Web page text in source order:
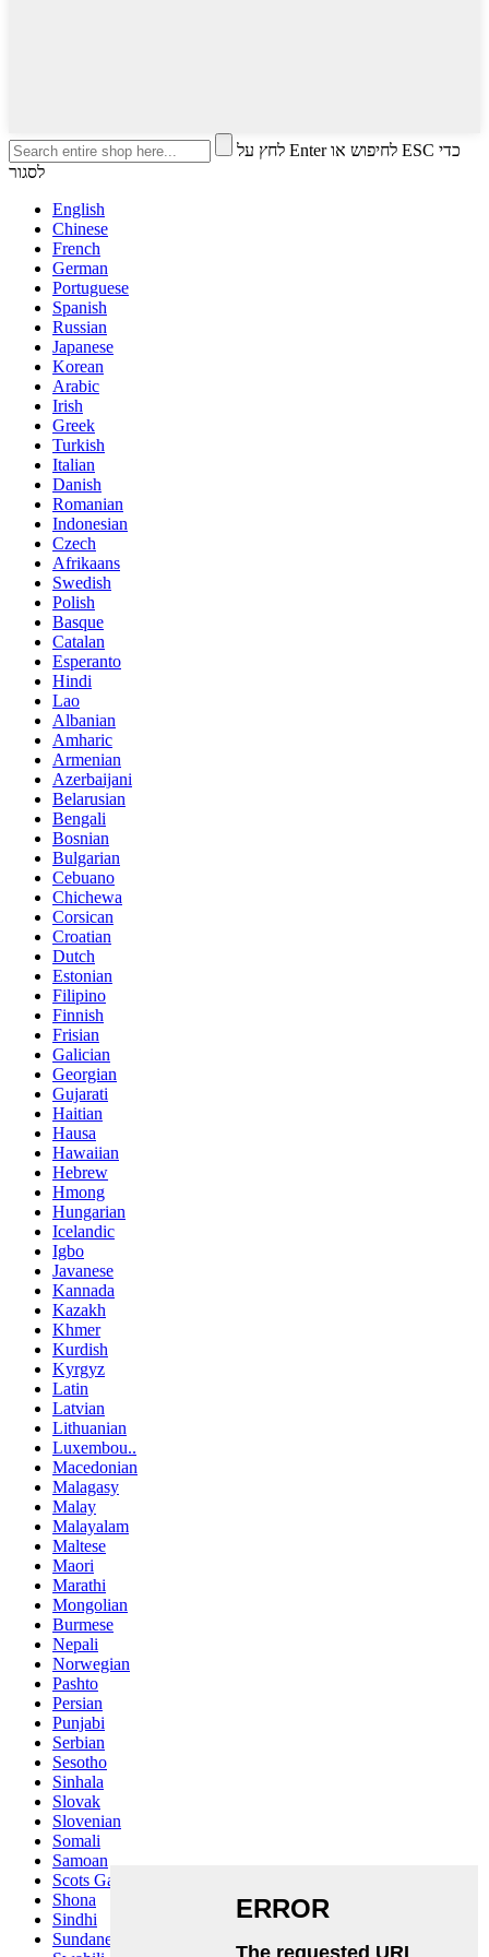
לחץ על Enter לחיפוש או ESC כדי
לסגור
English
Chinese
French
German
Portuguese
Spanish
Russian
Japanese
Korean
Arabic
Irish
Greek
Turkish
Italian
Danish
Romanian
Indonesian
Czech
Afrikaans
Swedish
Polish
Basque
Catalan
Esperanto
Hindi
Lao
Albanian
Amharic
Armenian
Azerbaijani
Belarusian
Bengali
Bosnian
Bulgarian
Cebuano
Chichewa
Corsican
Croatian
Dutch
Estonian
Filipino
Finnish
Frisian
Galician
Georgian
Gujarati
Haitian
Hausa
Hawaiian
Hebrew
Hmong
Hungarian
Icelandic
Igbo
Javanese
Kannada
Kazakh
Khmer
Kurdish
Kyrgyz
Latin
Latvian
Lithuanian
Luxembou..
Macedonian
Malagasy
Malay
Malayalam
Maltese
Maori
Marathi
Mongolian
Burmese
Nepali
Norwegian
Pashto
Persian
Punjabi
Serbian
Sesotho
Sinhala
Slovak
Slovenian
Somali
Samoan
Scots Gaelic
Shona
Sindhi
Sundanese